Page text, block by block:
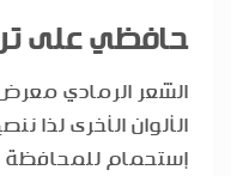
حافظي على
الشعر الرمادي
الألوان الأخرى لذا
إستحمام